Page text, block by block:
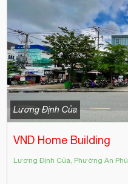
Lương Định Của
VND Home Building
Lương Định Của, Phường An